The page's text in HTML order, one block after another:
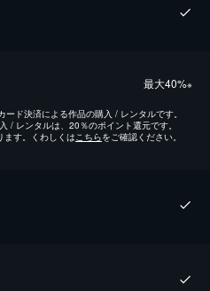
最⼤40%※
ド決済による作品の購入 / レンタルです。
/ レンタルは、20％のポイント還元です。
ます。くわしくはこちらをご確認ください。